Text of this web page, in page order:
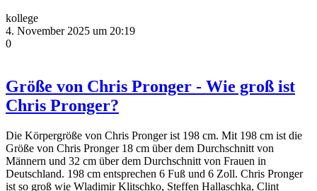
kollege
4. November 2025 um 20:19
0
Größe von Chris Pronger - Wie groß ist
Chris Pronger?
Die Körpergröße von Chris Pronger ist 198 cm. Mit 198 cm ist die
Größe von Chris Pronger 18 cm über dem Durchschnitt von
Männern und 32 cm über dem Durchschnitt von Frauen in
Deutschland. 198 cm entsprechen 6 Fuß und 6 Zoll. Chris Pronger
ist so groß wie Wladimir Klitschko, Steffen Hallaschka, Clint